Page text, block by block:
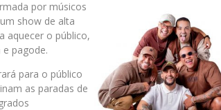
por músicos
show de alta
aquecer o público,
pagode.
para o público
as paradas de